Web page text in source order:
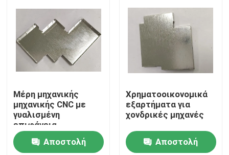
Προϊόντα
Βίντεο
Μέρη μηχανικής
μηχανικής CNC με
γυαλισμένη
επιφάνεια
Αποστολή
Χρηματοοικονομικά
εξαρτήματα για
χονδρικές μηχανές
Αποστολή